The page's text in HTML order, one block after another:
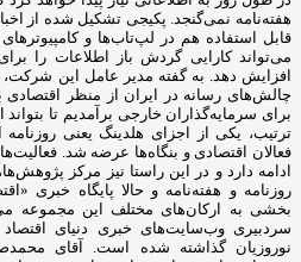
هفته‌نامه نمی‌گنجد. پکیجی تشکیل شده از
قابل استفاده هم در لپ‌تاب‌ها و
می‌تواند کارایی گردش باز اطلاعات را
افزایش دهد. به گفته مدیر عامل این
چالش‌های رسانه در ایران از منظر اقتصادی
برای سرمایه‌گذاران خارجی برآمدیم تا
فعالان اقتصادی و بنگاه‌ها عرضه شد.
ادامه دارد و در این راستا نیز مرکز
روزنامه و هفته‌نامه و حالا پایگاه خبری
بخشی به ارکان‌های مختلف این مجموعه
سردبیری وب‌سایت‌های خبری دنیای اقتصاد
نوروزیان گذاشته شده است. آقای